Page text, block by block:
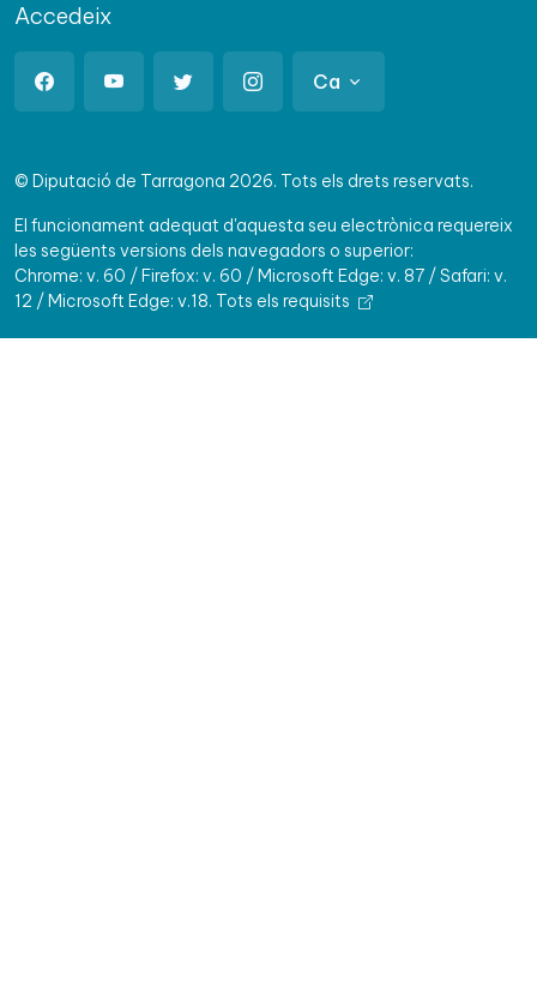
Accedeix
Ca
© Diputació de Tarragona 2026. Tots els drets reservats.
El funcionament adequat d'aquesta seu electrònica requereix
les següents versions dels navegadors o superior:
Chrome: v. 60 / Firefox: v. 60 / Microsoft Edge: v. 87 / Safari: v.
12 / Microsoft Edge: v.18. Tots els requisits